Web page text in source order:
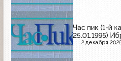
Час пик (1-й
25.01.1995)
2 декабря